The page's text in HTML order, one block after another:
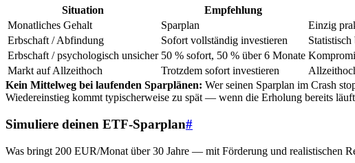
Situation Empfehlung
Monatliches Gehalt
Sparplan
Einzig
Erbschaft / Abfindung
Sofort vollständig investieren
Statistisch
Erbschaft / psychologisch unsicher 50 % sofort, 50 % über 6 Monate
Markt auf Allzeithoch
Trotzdem sofort investieren
Kein Mittelweg bei laufenden Sparplänen: Wer seinen Sparplan im Crash
Wiedereinstieg kommt typischerweise zu spät — wenn die Erholung bereits
Simuliere deinen ETF-Sparplan#
Was bringt 200 EUR/Monat über 30 Jahre — mit Förderung und realistischen